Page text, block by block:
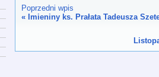
Poprzedni wpis
« Imieniny ks. Prałata Tadeusza